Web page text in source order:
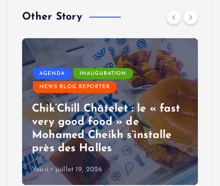
Other Story
AGENDA INAUGURATION
NEWS BLOG REPORTER
Chik’Chill Châtelet : le « fast
very good food » de
Mohamed Cheikh s’installe
près des Halles
Youri juillet 19, 2026